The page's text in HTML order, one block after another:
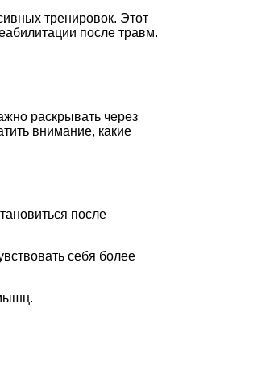
тренировок. Этот
после травм.
раскрывать через
внимание, какие
после
себя более